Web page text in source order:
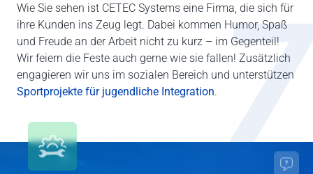
Wie Sie sehen ist CETEC Systems eine Firma, die sich für
ihre Kunden ins Zeug legt. Dabei kommen Humor, Spaß
und Freude an der Arbeit nicht zu kurz – im Gegenteil!
Wir feiern die Feste auch gerne wie sie fallen! Zusätzlich
engagieren wir uns im sozialen Bereich und unterstützen
Sportprojekte für jugendliche Integration. 7